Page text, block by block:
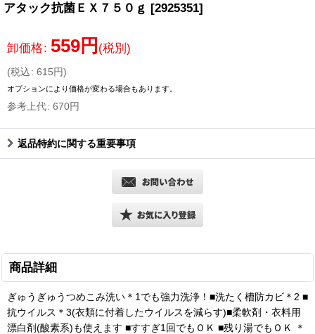
アタック抗菌ＥＸ７５０ｇ [2925351]
卸価格: 559円 (税別)
(税込: 615円)
オプションにより価格が変わる場合もあります。
参考上代: 670円
返品特約に関する重要事項
商品詳細
ぎゅうぎゅうつめこみ洗い＊1でも強力洗浄！■洗たく槽防カビ＊2 ■
抗ウイルス＊3(衣類に付着したウイルスを減らす)■柔軟剤・衣料用
漂白剤(酸素系)も使えます ■すすぎ1回でもＯＫ ■残り湯でもＯＫ ＊